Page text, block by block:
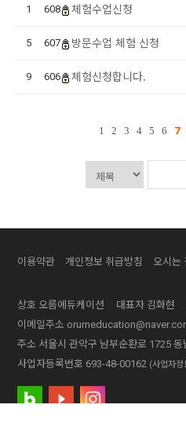
1 608 체험수업신청
5 607 방문수업 체험 신청
9 606 체험신청합니다.
1 2 3 4 5 6 7
이용약관 개인정보 취급방침 오시는
상호 오름에듀케이션 대표자 김화현
이메일주소
주소 서울시 관악구 남부순환로 1725 동
사업자등록번호 693-48-00162 (사업자정